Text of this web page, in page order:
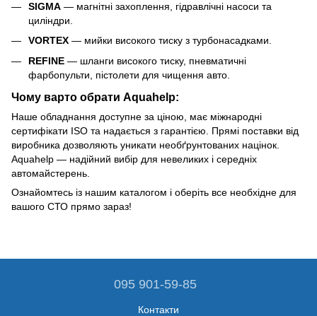
SIGMA — магнітні захоплення, гідравлічні насоси та
циліндри.
VORTEX — мийки високого тиску з турбонасадками.
REFINE — шланги високого тиску, пневматичні
фарбопульти, пістолети для чищення авто.
Чому варто обрати Aquahelp:
Наше обладнання доступне за ціною, має міжнародні
сертифікати ISO та надається з гарантією. Прямі поставки від
виробника дозволяють уникати необґрунтованих націнок.
Aquahelp — надійний вибір для невеликих і середніх
автомайстерень.
Ознайомтесь із нашим каталогом і оберіть все необхідне для
вашого СТО прямо зараз!
095 901-59-85
Контакти